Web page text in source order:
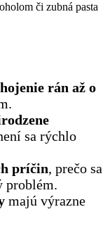
či zubná pasta
rán až o
sa rýchlo
príčin, prečo sa
problém.
majú výrazne